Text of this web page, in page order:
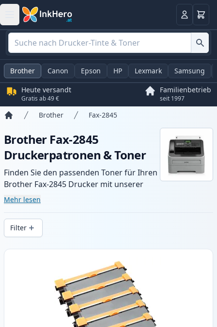
Anmelden
Brother Canon Epson HP Lexmark Samsung
Heute versandt
Gratis ab 49 €
Familienbetrieb
seit 1997
Brother Fax-2845
Brother Fax-2845
Druckerpatronen & Toner
Finden Sie den passenden Toner für Ihren
Brother Fax-2845 Drucker mit unserer
Auswahl an kompatiblen und XL-Patronen.
Druckqualität und schnellem Versand aus
lokalem Lager in .
Mehr lesen
Filter
Produkte